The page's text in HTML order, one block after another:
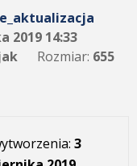
2019 14:33
Rozmiar: 655
3